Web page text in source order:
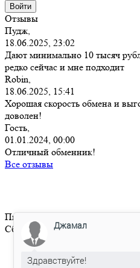
Отзывы
Пудж,
18.06.2025, 23:02
Дают минимально 10 тысяч
редко сейчас и мне подходит
Robin,
18.06.2025, 15:41
Хорошая скорость обмена и
доволен!
Гость,
01.01.2024, 00:00
Отличный обменник!
Все отзывы
Пн-Пт с 10:00 до 23:00
Сб-Вс свободный график
О нас
Правила сайта
Джамал
Здравствуйте!